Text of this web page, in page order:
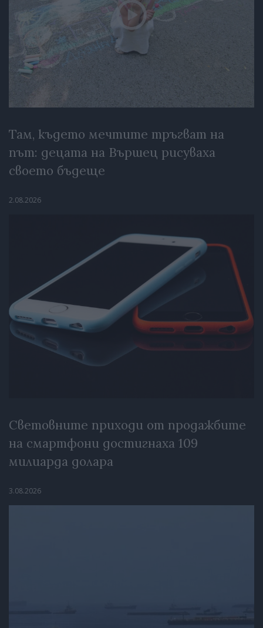
Там, където мечтите тръгват на
път: децата на Вършец рисуваха
своето бъдеще
2.08.2026
Световните приходи от продажбите
на смартфони достигнаха 109
милиарда долара
3.08.2026